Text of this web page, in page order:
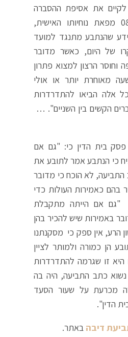
לקיים את אסיפת ההסברה
דווקא בשעה 08:30 מפאת נוחיותו האישית,
שהנתבע מתנגד למועד
של היום, כאשר מדובר
וחוסר הרצון למצוא פתרון
מאוחרת יותר או אולי
אלה הביאו להתדרדרות
הקשים בין השניים". …
פסק בית הדין כי: "גם אם
כי הנתבע אמר לתובע את
לא הוכח כי מדובר
בהם כאמירות העולות כדי
"גם אם הייתה מתקבלת
באמירות שיש להכיר בהן
הרע, אין ספק כי מסקנתנו
הן כמורה ולמותר לציין
היא זו שגרמה להתדרדרות
נשוא כתב התביעה, היה בה
מכרעת על שעור הסעד
הדין".
דיבה באתר.